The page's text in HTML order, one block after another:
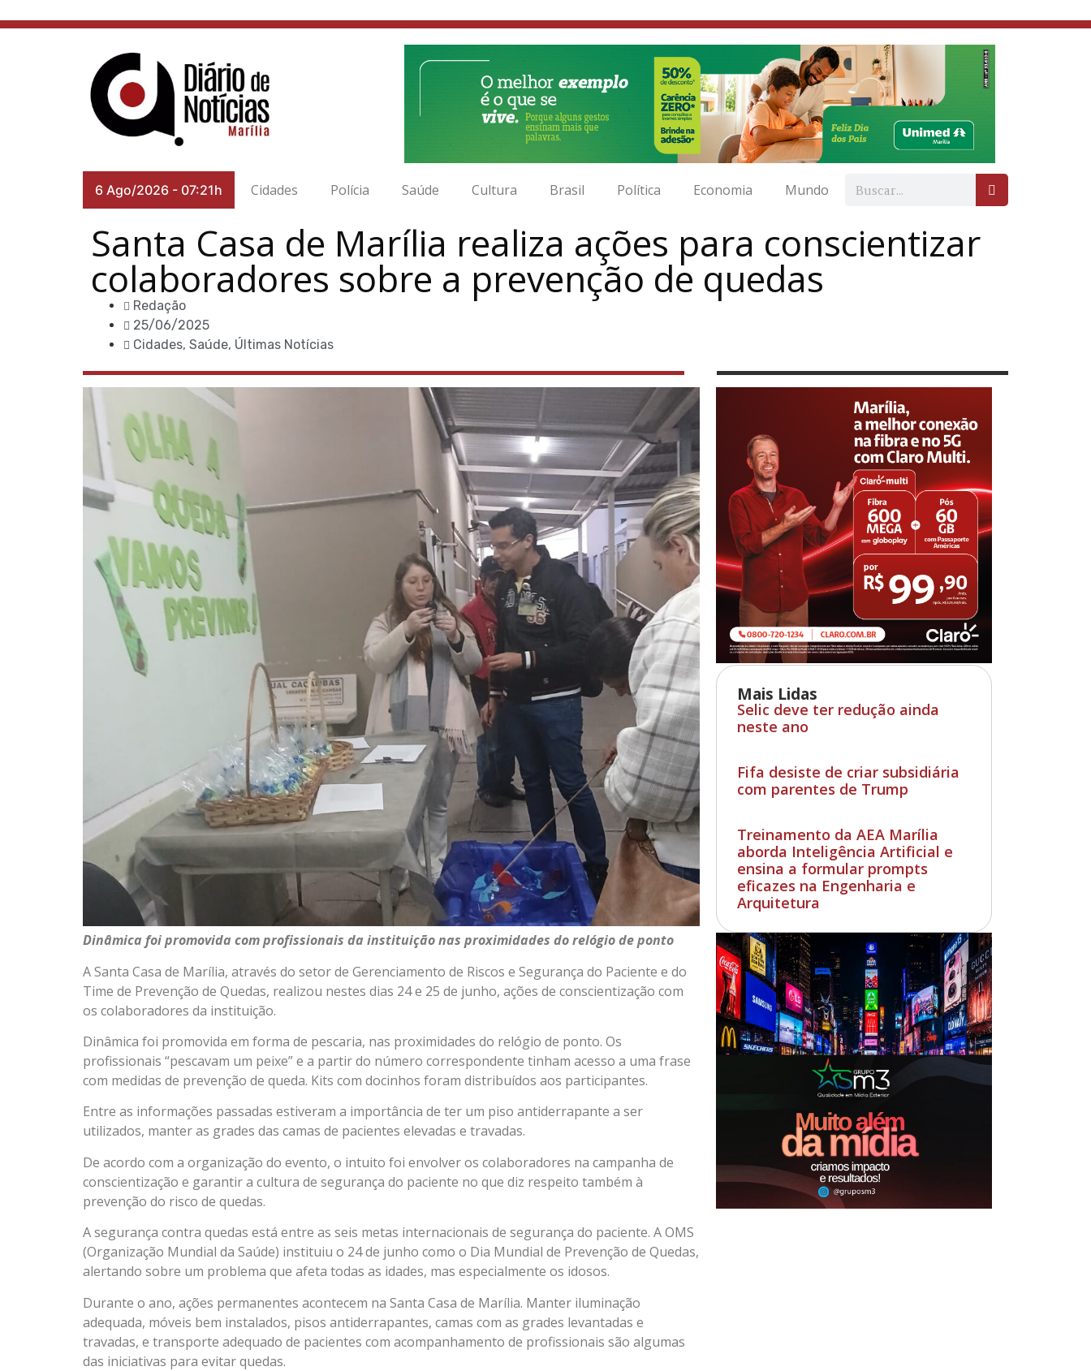
6 Ago/2026 - 07:21h Cidades Polícia Saúde Cultura Brasil Política Economia Mundo
Santa Casa de Marília realiza ações para conscientizar
colaboradores sobre a prevenção de quedas
Redação
25/06/2025
Cidades, Saúde, Últimas Notícias
Mais Lidas
Selic deve ter redução ainda
neste ano
Fifa desiste de criar subsidiária
com parentes de Trump
Treinamento da AEA Marília
aborda Inteligência Artificial e
ensina a formular prompts
eficazes na Engenharia e
Arquitetura
Dinâmica foi promovida com profissionais da instituição nas proximidades do relógio de ponto
A Santa Casa de Marília, através do setor de Gerenciamento de Riscos e Segurança do Paciente e do
Time de Prevenção de Quedas, realizou nestes dias 24 e 25 de junho, ações de conscientização com
os colaboradores da instituição.
Dinâmica foi promovida em forma de pescaria, nas proximidades do relógio de ponto. Os
profissionais “pescavam um peixe” e a partir do número correspondente tinham acesso a uma frase
com medidas de prevenção de queda. Kits com docinhos foram distribuídos aos participantes.
Entre as informações passadas estiveram a importância de ter um piso antiderrapante a ser
utilizados, manter as grades das camas de pacientes elevadas e travadas.
De acordo com a organização do evento, o intuito foi envolver os colaboradores na campanha de
conscientização e garantir a cultura de segurança do paciente no que diz respeito também à
prevenção do risco de quedas.
A segurança contra quedas está entre as seis metas internacionais de segurança do paciente. A OMS
(Organização Mundial da Saúde) instituiu o 24 de junho como o Dia Mundial de Prevenção de Quedas,
alertando sobre um problema que afeta todas as idades, mas especialmente os idosos.
Durante o ano, ações permanentes acontecem na Santa Casa de Marília. Manter iluminação
adequada, móveis bem instalados, pisos antiderrapantes, camas com as grades levantadas e
travadas, e transporte adequado de pacientes com acompanhamento de profissionais são algumas
das iniciativas para evitar quedas.